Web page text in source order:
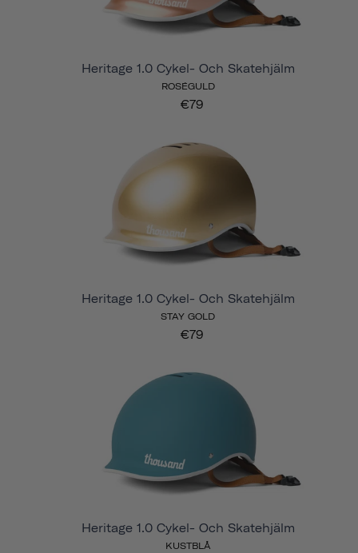
Heritage 1.0 Cykel- Och Skatehjälm
ROSÉGULD
€79
Heritage 1.0 Cykel- Och Skatehjälm
STAY GOLD
€79
Heritage 1.0 Cykel- Och Skatehjälm
KUSTBLÅ